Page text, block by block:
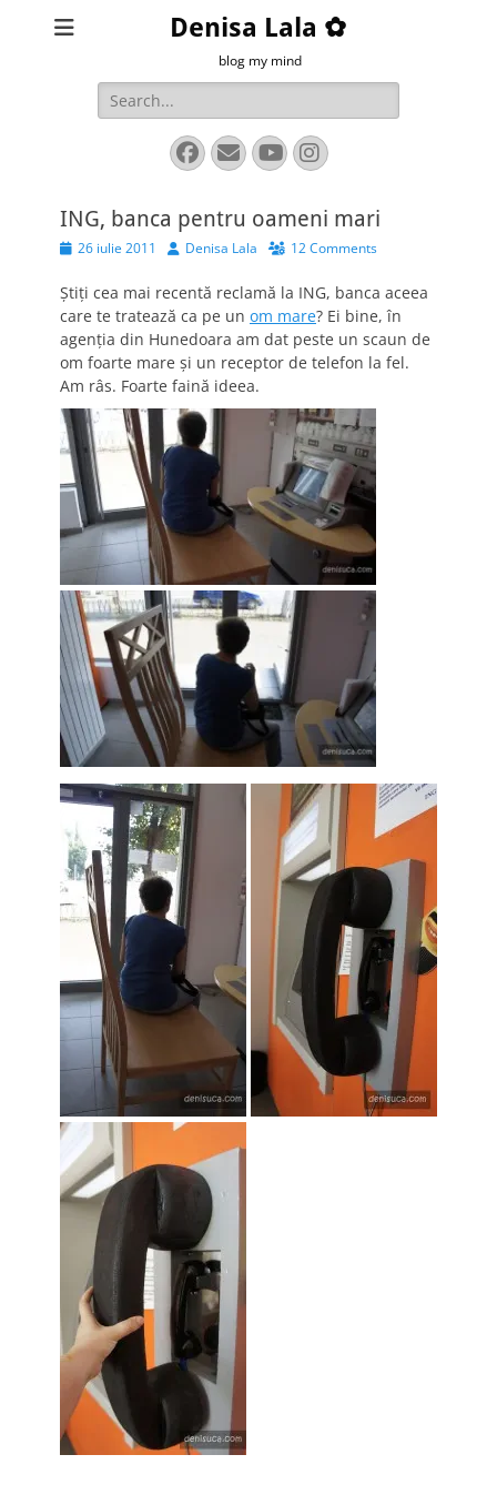
Denisa Lala ✿
blog my mind
Search
for:
Facebook
EmailYouTube
Instagram
ING, banca pentru oameni mari
Posted26 iulie 2011 AuthorDenisa Lala 12 Comments
Ştiţi cea mai recentă reclamă la ING, banca aceea
care te tratează ca pe un om mare? Ei bine, în
agenţia din Hunedoara am dat peste un scaun de
om foarte mare şi un receptor de telefon la fel.
Am râs. Foarte faină ideea.